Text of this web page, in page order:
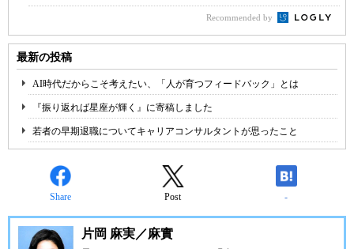
Recommended by
最新の投稿
AI時代だからこそ考えたい、「人が育つフィードバック」とは
『振り返れば星座が輝く』に寄稿しました
若者の早期退職についてキャリアコンサルタントが思ったこと
Share Post -
片岡 麻実／麻實